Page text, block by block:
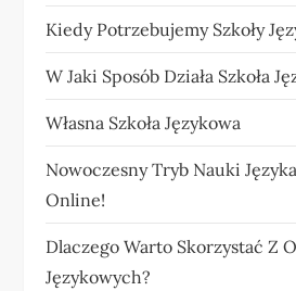
Kiedy Potrzebujemy Szkoły
W Jaki Sposób Działa Szkoła
Własna Szkoła Językowa
Nowoczesny Tryb Nauki
Online!
Dlaczego Warto Skorzystać Z
Językowych?